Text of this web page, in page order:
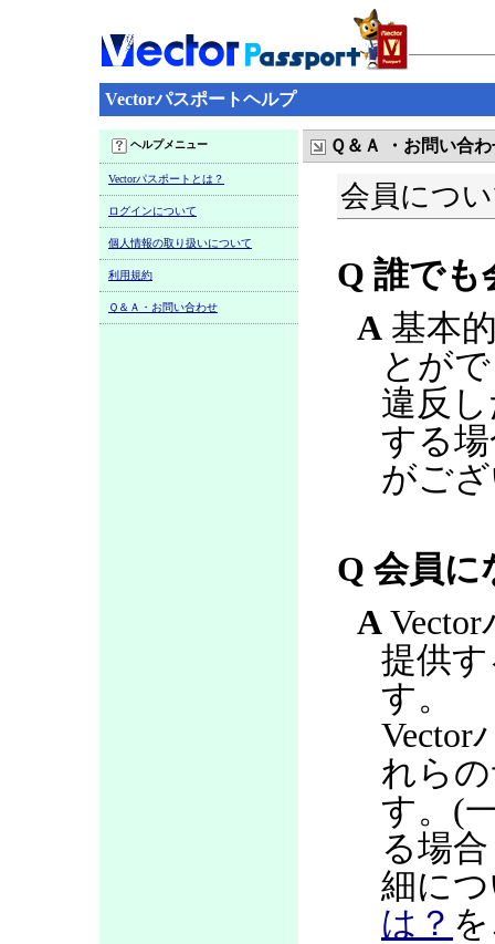
Vectorパスポートヘルプ
ヘルプメニュー
Vectorパスポートとは？
ログインについて
個人情報の取り扱いについて
利用規約
Ｑ＆Ａ・お問い合わせ
Ｑ＆Ａ ・お問い合
会員につ
Q 誰でも
A 基本
とが
違反
する
がご
Q 会員に
A
提供
す。
Vector
れら
す。(
る場
細に
は？